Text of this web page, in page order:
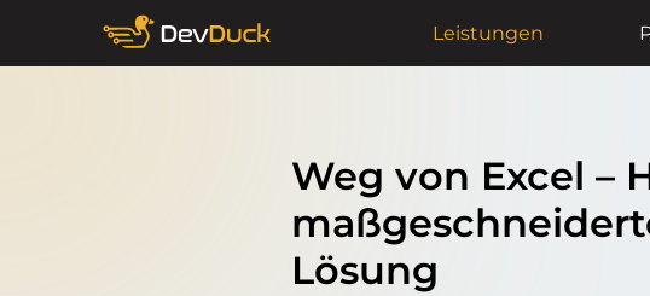
Leistungen
Weg von Excel –
Lösung